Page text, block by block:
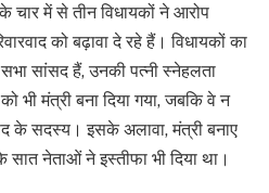
के चार में से तीन विधायकों ने आरोप
को बढ़ावा दे रहे हैं। विधायकों का
सांसद हैं, उनकी पत्नी स्नेहलता
भी मंत्री बना दिया गया, जबकि वे न
के सदस्य। इसके अलावा, मंत्री बनाए
नेताओं ने इस्तीफा भी दिया था।